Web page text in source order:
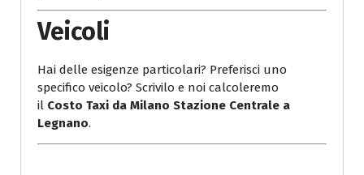
Veicoli
Hai delle esigenze particolari? Preferisci uno
specifico veicolo? Scrivilo e noi calcoleremo
il Costo Taxi da Milano Stazione Centrale a
Legnano.